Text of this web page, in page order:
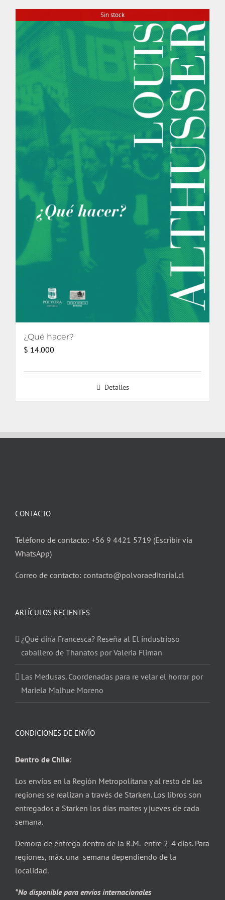
Sin stock
¿Qué hacer?
$ 14.000
Detalles
CONTACTO
Teléfono de contacto: +56 9 4421 5719 (Escribir vía
WhatsApp)
Correo de contacto: contacto@polvoraeditorial.cl
ARTÍCULOS RECIENTES
¿Qué diría Francesca? Reseña al El industrioso
caballero de Thanatos por Valeria Fliman
Las Medusas. Coordenadas para re velar el horror por
Mariela Malhue Moreno
CONDICIONES DE ENVÍO
Dentro de Chile:
Los envíos en la Región Metropolitana y al resto de las
regiones se realizan a través de Starken. Los libros son
entregados a Starken los días martes y jueves de cada
semana.
Demora de entrega dentro de la R.M. entre 2-4 días. Para
regiones, máx. una semana dependiendo de la
localidad.
*No disponible para envíos internacionales